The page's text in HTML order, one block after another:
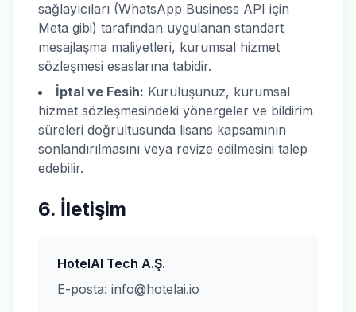
sağlayıcıları (WhatsApp Business API için
Meta gibi) tarafından uygulanan standart
mesajlaşma maliyetleri, kurumsal hizmet
sözleşmesi esaslarına tabidir.
İptal ve Fesih: Kuruluşunuz, kurumsal
hizmet sözleşmesindeki yönergeler ve bildirim
süreleri doğrultusunda lisans kapsamının
sonlandırılmasını veya revize edilmesini talep
edebilir.
6. İletişim
HotelAI Tech A.Ş.
E-posta: info@hotelai.io